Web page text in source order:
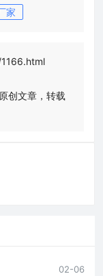
家
创文章，转载
02-06